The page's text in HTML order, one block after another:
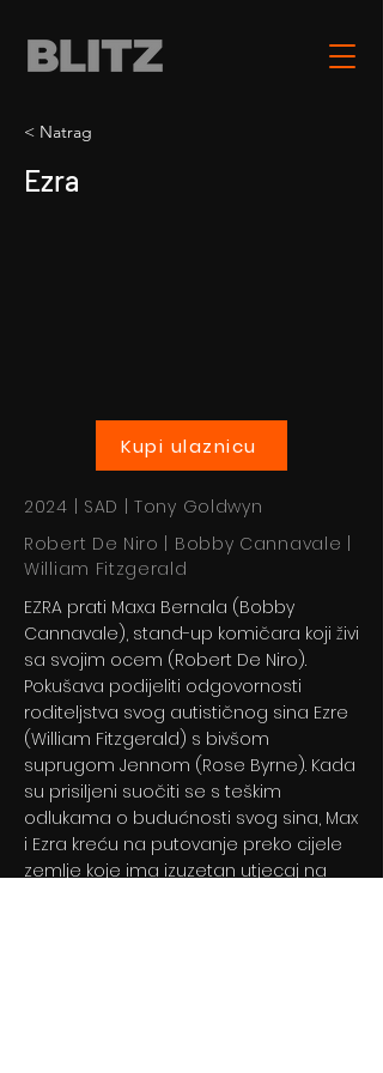
< Natrag
Ezra
Kupi ulaznicu
2024 | SAD | Tony Goldwyn
Robert De Niro | Bobby Cannavale |
William Fitzgerald
EZRA prati Maxa Bernala (Bobby
Cannavale), stand-up komičara koji živi
sa svojim ocem (Robert De Niro).
Pokušava podijeliti odgovornosti
roditeljstva svog autističnog sina Ezre
(William Fitzgerald) s bivšom
suprugom Jennom (Rose Byrne). Kada
su prisiljeni suočiti se s teškim
odlukama o budućnosti svog sina, Max
i Ezra kreću na putovanje preko cijele
zemlje koje ima izuzetan utjecaj na